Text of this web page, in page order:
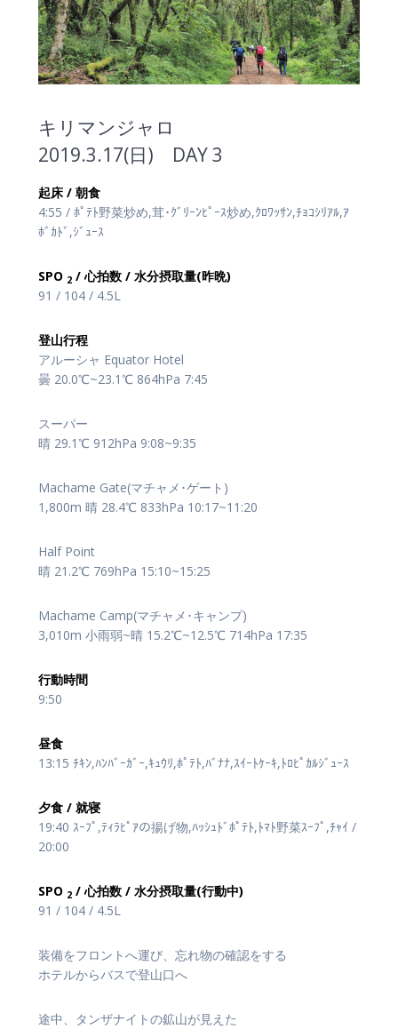
キリマンジャロ
2019.3.17(日) DAY 3
起床 / 朝食
4:55 / ﾎﾟﾃﾄ野菜炒め,茸･ｸﾞﾘｰﾝﾋﾟｰｽ炒め,ｸﾛﾜｯｻﾝ,ﾁｮｺｼﾘｱﾙ,ｱ
ﾎﾞｶﾄﾞ,ｼﾞｭｰｽ
SPO 2/ 心拍数 / 水分摂取量(昨晩)
91 / 104 / 4.5L
登山行程
アルーシャ Equator Hotel
曇 20.0℃~23.1℃ 864hPa 7:45
スーパー
晴 29.1℃ 912hPa 9:08~9:35
Machame Gate(マチャメ･ゲート)
1,800m 晴 28.4℃ 833hPa 10:17~11:20
Half Point
晴 21.2℃ 769hPa 15:10~15:25
Machame Camp(マチャメ･キャンプ)
3,010m 小雨弱~晴 15.2℃~12.5℃ 714hPa 17:35
行動時間
9:50
昼食
13:15 ﾁｷﾝ,ﾊﾝﾊﾞｰｶﾞｰ,ｷｭｳﾘ,ﾎﾟﾃﾄ,ﾊﾞﾅﾅ,ｽｲｰﾄｹｰｷ,ﾄﾛﾋﾟｶﾙｼﾞｭｰｽ
夕食 / 就寝
19:40 ｽｰﾌﾟ,ﾃｨﾗﾋﾟｱの揚げ物,ﾊｯｼｭﾄﾞﾎﾟﾃﾄ,ﾄﾏﾄ野菜ｽｰﾌﾟ,ﾁｬｲ /
20:00
SPO 2/ 心拍数 / 水分摂取量(行動中)
91 / 104 / 4.5L
装備をフロントへ運び、忘れ物の確認をする
ホテルからバスで登山口へ
途中、タンザナイトの鉱山が見えた